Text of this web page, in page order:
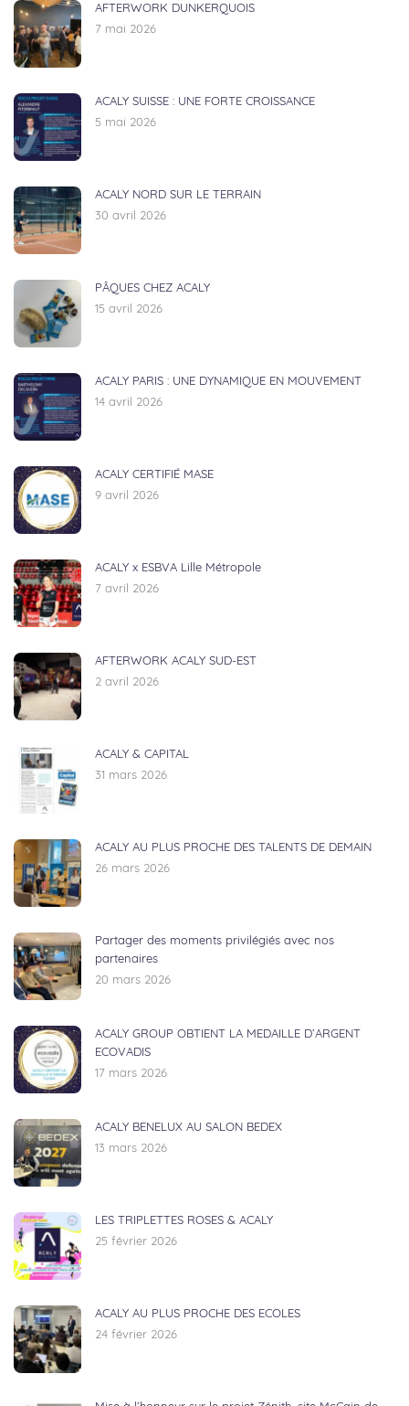
AFTERWORK DUNKERQUOIS
7 mai 2026
ACALY SUISSE : UNE FORTE CROISSANCE
5 mai 2026
ACALY NORD SUR LE TERRAIN
30 avril 2026
PÂQUES CHEZ ACALY
15 avril 2026
ACALY PARIS : UNE DYNAMIQUE EN MOUVEMENT
14 avril 2026
ACALY CERTIFIÉ MASE
9 avril 2026
ACALY x ESBVA Lille Métropole
7 avril 2026
AFTERWORK ACALY SUD-EST
2 avril 2026
ACALY & CAPITAL
31 mars 2026
ACALY AU PLUS PROCHE DES TALENTS DE DEMAIN
26 mars 2026
Partager des moments privilégiés avec nos
partenaires
20 mars 2026
ACALY GROUP OBTIENT LA MEDAILLE D’ARGENT
ECOVADIS
17 mars 2026
ACALY BENELUX AU SALON BEDEX
13 mars 2026
LES TRIPLETTES ROSES & ACALY
25 février 2026
ACALY AU PLUS PROCHE DES ECOLES
24 février 2026